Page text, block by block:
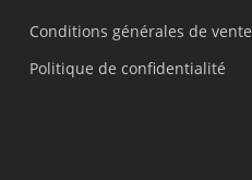
Conditions générales de vente
Politique de confidentialité